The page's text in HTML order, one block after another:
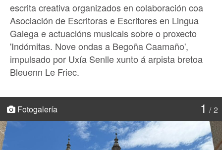
escrita creativa organizados en colaboración coa
Asociación de Escritoras e Escritores en Lingua
Galega e actuacións musicais sobre o proxecto
'Indómitas. Nove ondas a Begoña Caamaño',
impulsado por Uxía Senlle xunto á arpista bretoa
Bleuenn Le Friec.
1 2
Fotogalería